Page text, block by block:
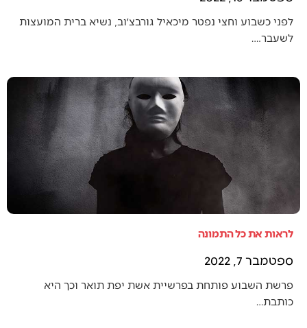
לפני כשבוע וחצי נפטר מיכאיל גורבצ׳וב, נשיא ברית המועצות
לשעבר.…
לראות את כל התמונה
ספטמבר 7, 2022
פרשת השבוע פותחת בפרשיית אשת יפת תואר וכך היא
כותבת…